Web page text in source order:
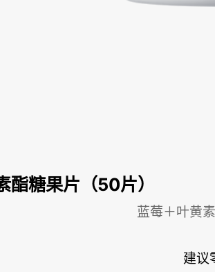
酯糖果片（50片）
蓝莓＋叶黄
建议